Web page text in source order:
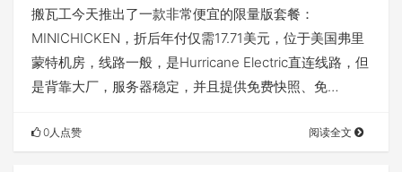
搬瓦工今天推出了一款非常便宜的限量版套餐：
MINICHICKEN，折后年付仅需17.71美元，位于美国弗里
蒙特机房，线路一般，是Hurricane Electric直连线路，但
是背靠大厂，服务器稳定，并且提供免费快照、免…
0人点赞 阅读全文